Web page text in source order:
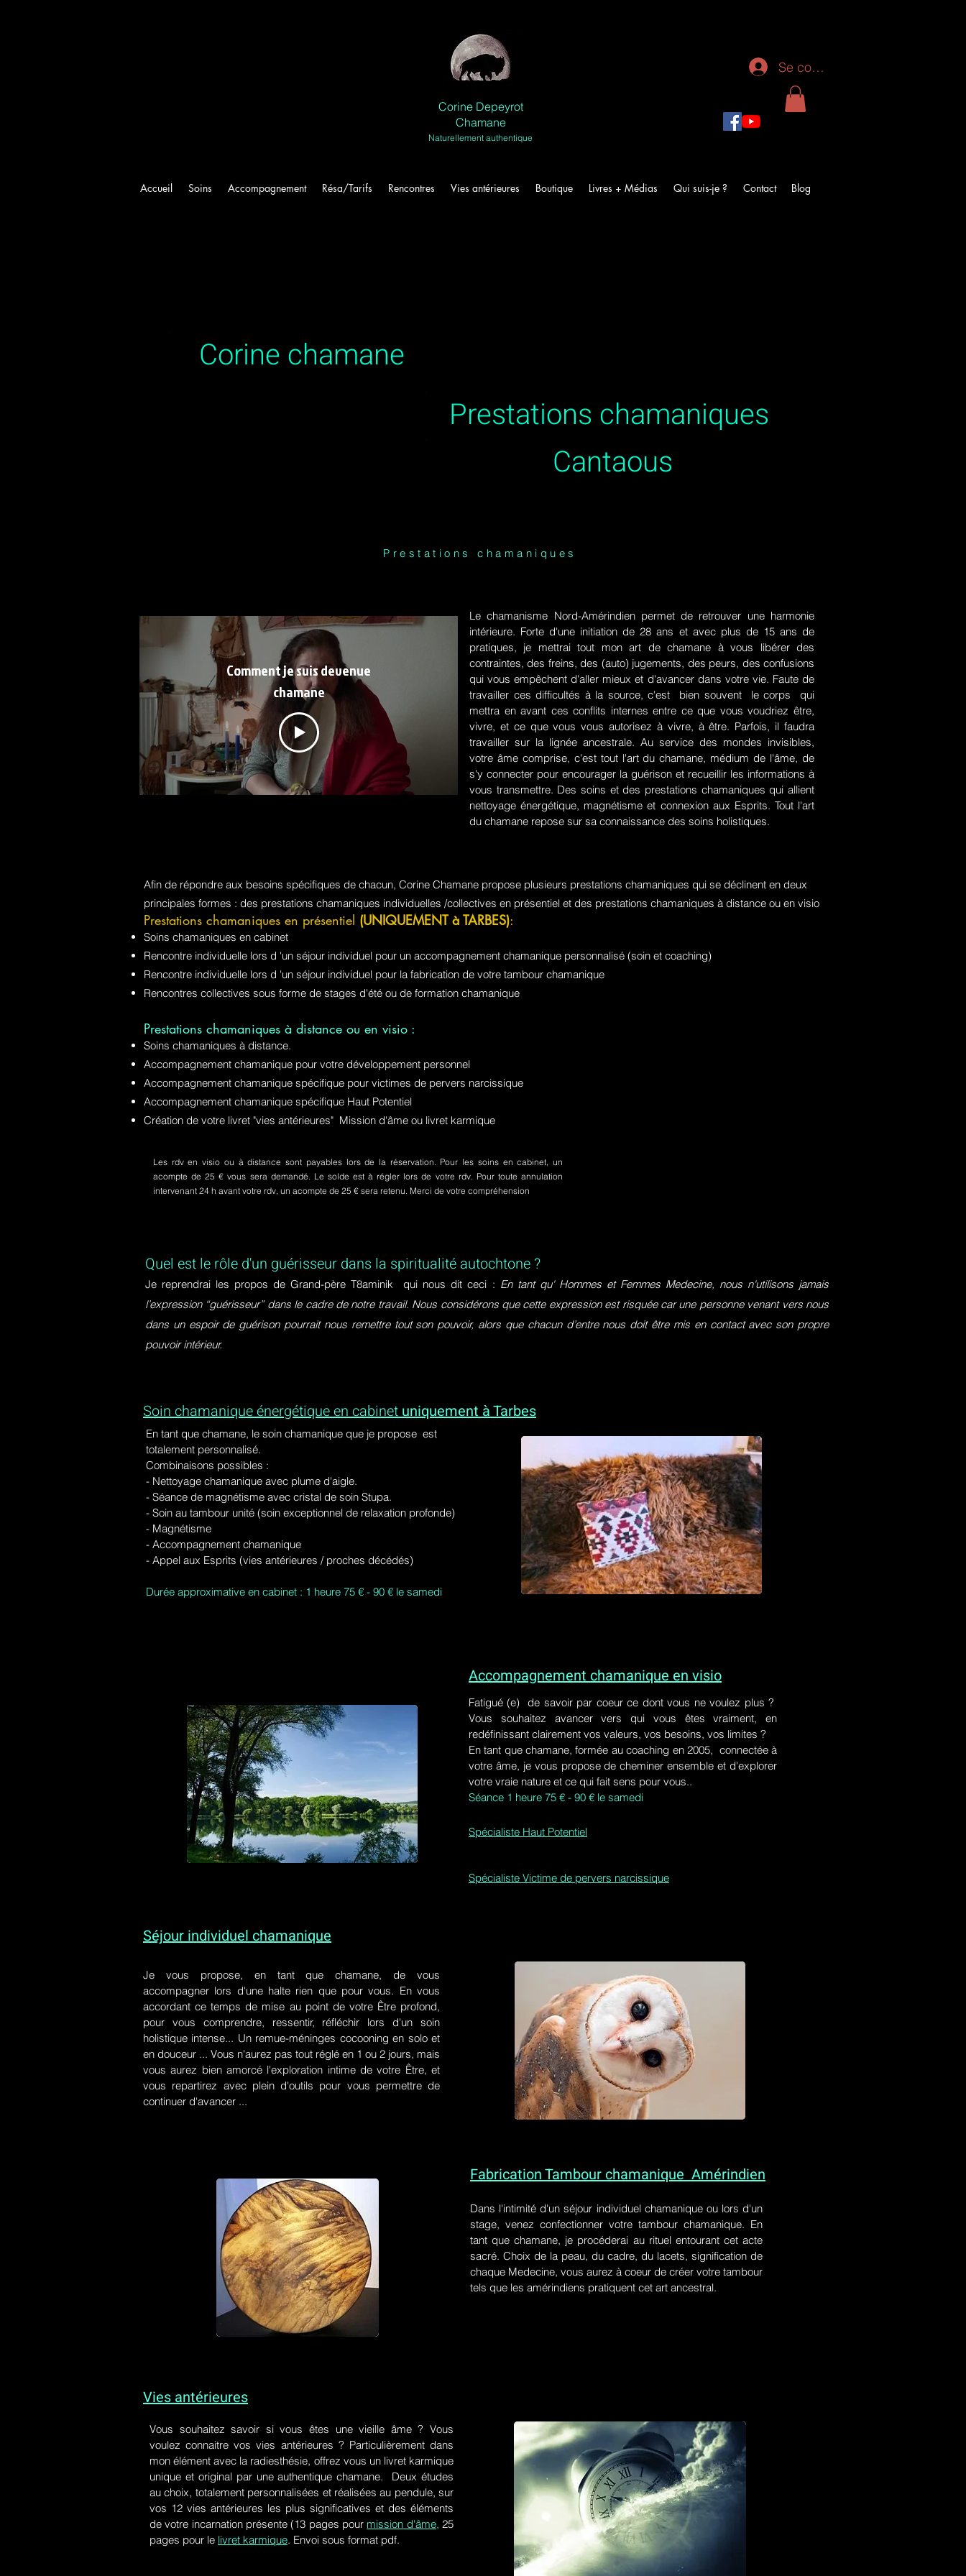
Corine Depeyrot
Chamane
Naturellement authentique
Se connecter
Accueil Soins Accompagnement Résa/Tarifs Rencontres Vies antérieures Boutique Livres + Médias Qui suis-je ? Contact Blog
Prestations chamaniques
Corine chamane
Cantaous
Prestations chamaniques
Comment je suis devenue
chamane
Le chamanisme Nord-Amérindien permet de retrouver une harmonie
intérieure. Forte d'une initiation de 28 ans et avec plus de 15 ans de
pratiques, je mettrai tout mon art de chamane à vous libérer des
contraintes, des freins, des (auto) jugements, des peurs, des confusions
qui vous empêchent d'aller mieux et d'avancer dans votre vie. Faute de
travailler ces difficultés à la source, c'est bien souvent le corps qui
mettra en avant ces conflits internes entre ce que vous voudriez être,
vivre, et ce que vous vous autorisez à vivre, à être. Parfois, il faudra
travailler sur la lignée ancestrale. Au service des mondes invisibles,
votre âme comprise, c'est tout l'art du chamane, médium de l'âme, de
s'y connecter pour encourager la guérison et recueillir les informations à
vous transmettre. Des soins et des prestations chamaniques qui allient
nettoyage énergétique, magnétisme et connexion aux Esprits. Tout l'art
du chamane repose sur sa connaissance des soins holistiques.
Afin de répondre aux besoins spécifiques de chacun, Corine Chamane propose plusieurs prestations chamaniques qui se déclinent en deux
principales formes : des prestations chamaniques individuelles /collectives en présentiel et des prestations chamaniques à distance ou en visio
Prestations chamaniques en présentiel (UNIQUEMENT à TARBES):
Soins chamaniques en cabinet
Rencontre individuelle lors d 'un séjour individuel pour un accompagnement chamanique personnalisé (soin et coaching)
Rencontre individuelle lors d 'un séjour individuel pour la fabrication de votre tambour chamanique
Rencontres collectives sous forme de stages d'été ou de formation chamanique
Prestations chamaniques à distance ou en visio :
Soins chamaniques à distance.
Accompagnement chamanique pour votre développement personnel
Accompagnement chamanique spécifique pour victimes de pervers narcissique
Accompagnement chamanique spécifique Haut Potentiel
Création de votre livret "vies antérieures" Mission d'âme ou livret karmique
Les rdv en visio ou à distance sont payables lors de la réservation. Pour les soins en cabinet, un
acompte de 25 € vous sera demandé. Le solde est à régler lors de votre rdv. Pour toute annulation
intervenant 24 h avant votre rdv, un acompte de 25 € sera retenu. Merci de votre compréhension
Quel est le rôle d'un guérisseur dans la spiritualité autochtone ?
Je reprendrai les propos de Grand-père T8aminik qui nous dit ceci : En tant qu' Hommes et Femmes Medecine, nous n'utilisons jamais
l’expression “guérisseur” dans le cadre de notre travail. Nous considérons que cette expression est risquée car une personne venant vers nous
dans un espoir de guérison pourrait nous remettre tout son pouvoir, alors que chacun d’entre nous doit être mis en contact avec son propre
pouvoir intérieur.
Soin chamanique énergétique en cabinetuniquement à Tarbes
En tant que chamane, le soin chamanique que je propose est
totalement personnalisé.
Combinaisons possibles :
- Nettoyage chamanique avec plume d'aigle.
- Séance de magnétisme avec cristal de soin Stupa.
- Soin au tambour unité (soin exceptionnel de relaxation profonde)
- Magnétisme
- Accompagnement chamanique
- Appel aux Esprits (vies antérieures / proches décédés)
Durée approximative en cabinet : 1 heure 75 € - 90 € le samedi
Accompagnement chamanique en visio
Fatigué (e) de savoir par coeur ce dont vous ne voulez plus ?
Vous souhaitez avancer vers qui vous êtes vraiment, en
redéfinissant clairement vos valeurs, vos besoins, vos limites ?
En tant que chamane, formée au coaching en 2005, connectée à
votre âme, je vous propose de cheminer ensemble et d'explorer
votre vraie nature et ce qui fait sens pour vous..
Séance 1 heure 75 € - 90 € le samedi
Spécialiste Haut Potentiel
Spécialiste Victime de pervers narcissique
Séjour individuel chamanique
Je vous propose, en tant que chamane, de vous
accompagner lors d'une halte rien que pour vous. En vous
accordant ce temps de mise au point de votre Être profond,
pour vous comprendre, ressentir, réfléchir lors d'un soin
holistique intense... Un remue-méninges cocooning en solo et
en douceur ... Vous n'aurez pas tout réglé en 1 ou 2 jours, mais
vous aurez bien amorcé l'exploration intime de votre Être, et
vous repartirez avec plein d'outils pour vous permettre de
continuer d'avancer ...
Fabrication Tambour chamanique Amérindien
Dans l'intimité d'unséjour individuel chamaniqueou lors d'un
stage, venez confectionner votre tambour chamanique. En
tant que chamane, je procéderai au rituel entourant cet acte
sacré. Choix de la peau, du cadre, du lacets, signification de
chaque Medecine, vous aurez à coeur de créer votre tambour
tels que les amérindiens pratiquent cet art ancestral.
Vies antérieures
Vous souhaitez savoir si vous êtes une vieille âme ? Vous
voulez connaitre vos vies antérieures ? Particulièrement dans
mon élément avec la radiesthésie, offrez vous un livret karmique
unique et original par une authentique chamane. Deux études
au choix, totalement personnalisées et réalisées au pendule, sur
vos 12 vies antérieures les plus significatives et des éléments
de votre incarnation présente (13 pages pour mission d'âme, 25
pages pour le livret karmique. Envoi sous format pdf.